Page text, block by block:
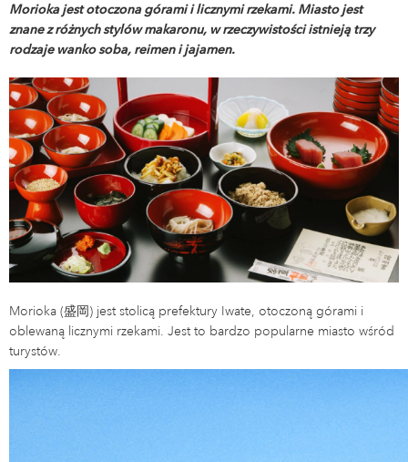
Morioka jest otoczona górami i licznymi rzekami. Miasto jest
znane z różnych stylów makaronu, w rzeczywistości istnieją trzy
rodzaje wanko soba, reimen i jajamen.
Morioka (盛岡) jest stolicą prefektury Iwate, otoczoną górami i
oblewaną licznymi rzekami. Jest to bardzo popularne miasto wśród
turystów.